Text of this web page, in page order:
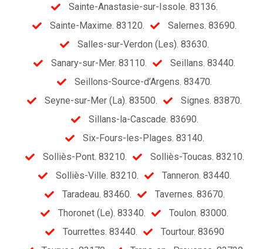
Sainte-Anastasie-sur-Issole. 83136.
Sainte-Maxime. 83120.
Salernes. 83690.
Salles-sur-Verdon (Les). 83630.
Sanary-sur-Mer. 83110.
Seillans. 83440.
Seillons-Source-d’Argens. 83470.
Seyne-sur-Mer (La). 83500.
Signes. 83870.
Sillans-la-Cascade. 83690.
Six-Fours-les-Plages. 83140.
Solliès-Pont. 83210.
Solliès-Toucas. 83210.
Solliès-Ville. 83210.
Tanneron. 83440.
Taradeau. 83460.
Tavernes. 83670.
Thoronet (Le). 83340.
Toulon. 83000.
Tourrettes. 83440.
Tourtour. 83690